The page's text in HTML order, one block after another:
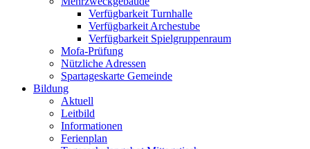
Verfügbarkeit Turnhalle
Verfügbarkeit Archestube
Verfügbarkeit Spielgruppenraum
Mofa-Prüfung
Nützliche Adressen
Spartageskarte Gemeinde
Bildung
Aktuell
Leitbild
Informationen
Ferienplan